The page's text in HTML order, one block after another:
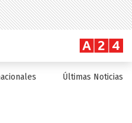
Últimas Noticias